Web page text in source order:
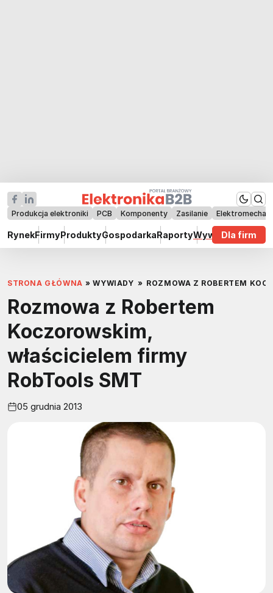
Produkcja elektroniki PCB Komponenty Zasilanie
RynekFirmyProduktyGospodarkaRaportyWywiadyDla firm
STRONA GŁÓWNA » WYWIADY » ROZMOWA Z ROBERTEM
Rozmowa z Robertem
Koczorowskim,
właścicielem firmy
RobTools SMT
05 grudnia 2013